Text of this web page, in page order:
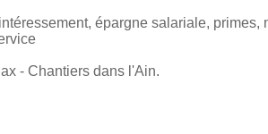
épargne salariale,
- Chantiers dans l'Ain.